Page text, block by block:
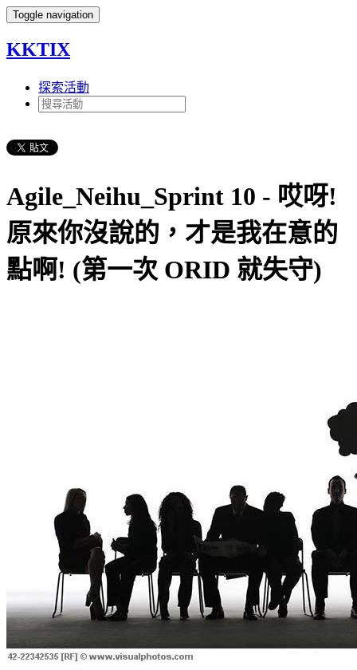
Toggle navigation
KKTIX
探索活動
Agile_Neihu_Sprint 10 - 哎呀!
原來你沒說的，才是我在意的
點啊! (第一次 ORID 就失守)